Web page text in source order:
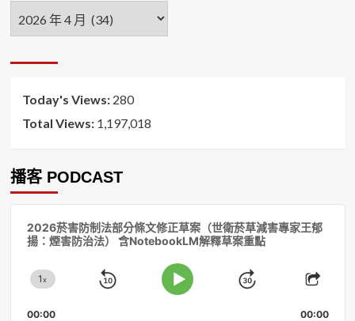
月
序
Today's Views: 280
Total Views: 1,197,018
播客 PODCAST
2026菸害防制法部分條文修正草案（世衛菸草減害專家王郁
揚：煙害防治法） 含NotebookLM解釋草案重點
Change
1x
Skip
Play
Jump
Forward
Share
00:00 00:00